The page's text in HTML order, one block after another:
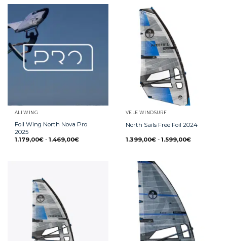
ALI WING
Foil Wing North Nova Pro
2025
1.179,00€ - 1.469,00€
VELE WINDSURF
North Sails Free Foil 2024
1.399,00€ - 1.599,00€